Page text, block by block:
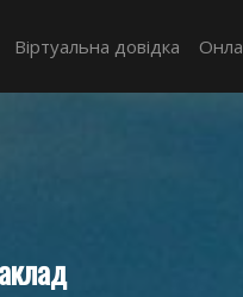
Віртуальна довідка